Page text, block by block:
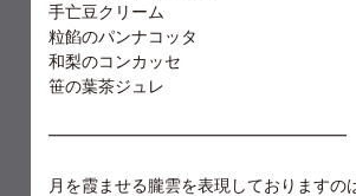
手亡豆クリーム
粒餡のパンナコッタ
和梨のコンカッセ
笹の葉茶ジュレ
━━━━━━━━━━━━━━━━━━
月を霞ませる朧雲を表現しておりますの